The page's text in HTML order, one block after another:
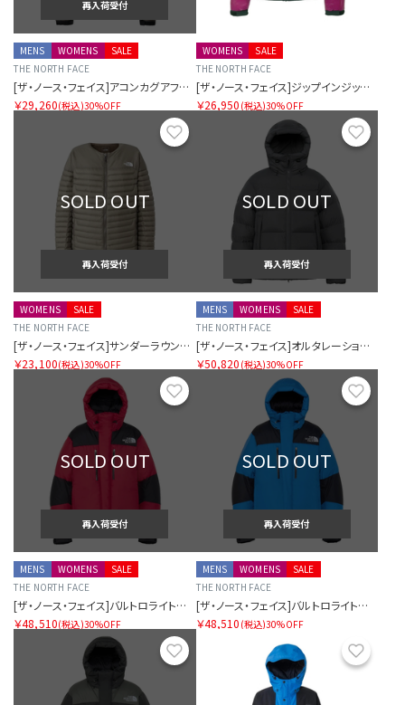
再入荷受付
SALE
MENS
WOMENS
THE NORTH FACE
[ザ・ノース・フェイス]アコンカグアフーディー（ユニセックス）
￥29,260(税込)30%OFF
SALE
WOMENS
THE NORTH FACE
[ザ・ノース・フェイス]ジップインジップアコンカグアジャケット（レディース）
￥26,950 (税込)30%OFF
お気に入り
SOLD OUT
再入荷受付
SALE
WOMENS
THE NORTH FACE
[ザ・ノース・フェイス]サンダーラウンドネックジャケット（レディース）
￥23,100(税込)30%OFF
SOLD OUT
再入荷受付
SALE
MENS
WOMENS
THE NORTH FACE
[ザ・ノース・フェイス]オルタレーションダウンシェルパーカー（ユニセックス）
￥50,820 (税込)30%OFF
お気に入り
SOLD OUT
再入荷受付
SALE
MENS
WOMENS
THE NORTH FACE
[ザ・ノース・フェイス]バルトロライトジャケット
￥48,510(税込)30%OFF
SOLD OUT
再入荷受付
SALE
MENS
WOMENS
THE NORTH FACE
[ザ・ノース・フェイス]バルトロライトジャケット
￥48,510 (税込)30%OFF
お気に入り